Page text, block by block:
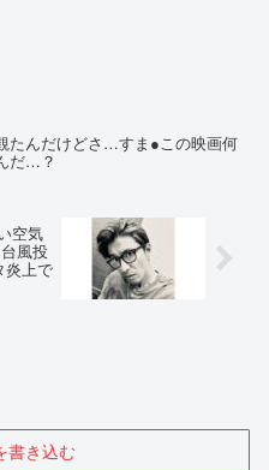
たんだけどさ…すま●この映画何
だ…？
空気
風投
炎上で
書き込む